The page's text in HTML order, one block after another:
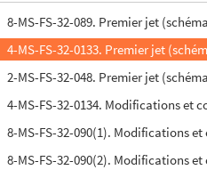
8-MS-FS-32-089. Premier jet
4-MS-FS-32-0133. Premier jet
2-MS-FS-32-048. Premier jet
4-MS-FS-32-0134. Modifications et
8-MS-FS-32-090(1). Modifications
8-MS-FS-32-090(2). Modifications